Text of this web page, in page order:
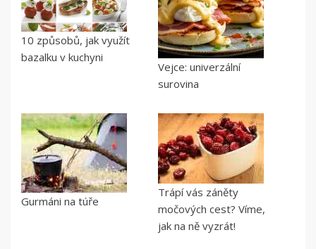
10 způsobů, jak využít
bazalku v kuchyni
Vejce: univerzální
surovina
Gurmáni na túře
Trápí vás záněty
močových cest? Víme,
jak na ně vyzrát!